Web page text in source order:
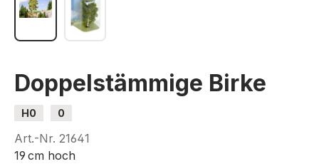
Doppelstämmige Birke
H0 0
Art.-Nr. 21641
19 cm hoch